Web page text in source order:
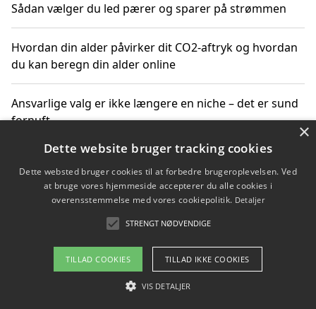
Sådan vælger du led pærer og sparer på strømmen
Hvordan din alder påvirker dit CO2-aftryk og hvordan
du kan beregn din alder online
Ansvarlige valg er ikke længere en niche – det er sund
fornuft
Sådan kan du handle bæredygtigt og bestil med
faktura
Om / kontakt
Blog Betingelser
×
Dette website bruger tracking cookies
Dette websted bruger cookies til at forbedre brugeroplevelsen. Ved
at bruge vores hjemmeside accepterer du alle cookies i
overensstemmelse med vores cookiepolitik. Detaljer
STRENGT NØDVENDIGE
TILLAD COOKIES TILLAD IKKE COOKIES
VIS DETALJER